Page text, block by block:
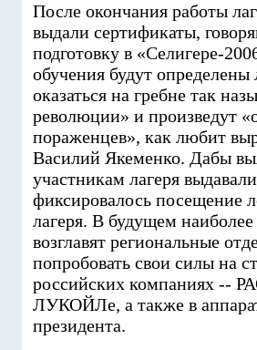
После окончания работы
выдали сертификаты,
подготовку в «Селигере-
обучения будут
оказаться на гребне так
революции» и произведут
пораженцев», как любит
Василий Якеменко. Дабы
участникам лагеря
фиксировалось посещение
лагеря. В будущем
возглавят региональные
попробовать свои силы на
российских компаниях --
ЛУКОЙЛе, а также в
президента.